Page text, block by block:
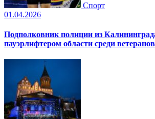
Спорт
01.04.2026
Подполковник полиции из
пауэрлифтером области среди ветеранов